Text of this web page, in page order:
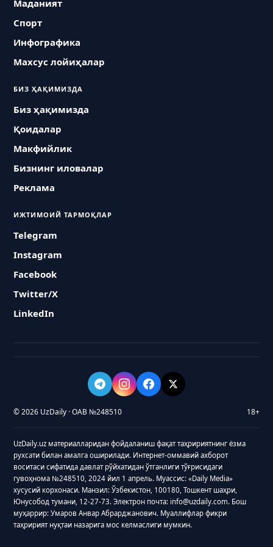
Маданият
Спорт
Инфографика
Махсус лойиҳалар
БИЗ ҲАҚИМИЗДА
Биз ҳақимизда
Қоидалар
Макфийлик
Бизнинг иловалар
Реклама
ИЖТИМОИЙ ТАРМОҚЛАР
Telegram
Instagram
Facebook
Twitter/X
LinkedIn
© 2026 UzDaily · ОАВ №248510 18+
UzDaily.uz материалларидан фойдаланиш фақат таҳририятнинг ёзма
рухсати билан амалга оширилади. Интернет-оммавий ахборот
воситаси сифатида давлат рўйхатидан ўтганлиги тўғрисидаги
гувоҳнома №248510, 2024 йил 1 апрель. Муассис: «Daily Media»
хусусий корхонаси. Манзил: Ўзбекистон, 100180, Тошкент шаҳри,
Юнусобод тумани, 12-27-73. Электрон почта: info@uzdaily.com. Бош
муҳаррир: Умаров Анвар Абрарджанович. Муаллифлар фикри
таҳририят нуқтаи назарига мос келмаслиги мумкин.